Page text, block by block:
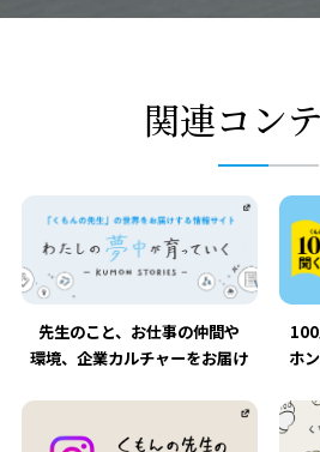
関連コン
先生のこと、お仕事の仲間や
環境、企業カルチャーをお届け
ホ